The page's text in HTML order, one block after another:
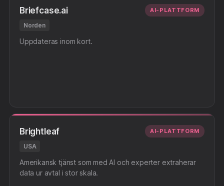
Briefcase.ai
Norden
AI-PLATTFORM
Uppdateras inom kort.
Brightleaf
USA
AI-PLATTFORM
Amerikansk tjänst som med AI och experter extraherar
data ur avtal i stor skala.